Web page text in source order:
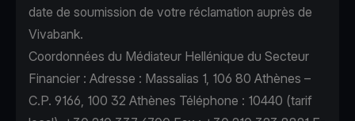
date de soumission de votre réclamation auprès de
Vivabank.
Coordonnées du Médiateur Hellénique du Secteur
Financier : Adresse : Massalias 1, 106 80 Athènes –
C.P. 9166, 100 32 Athènes Téléphone : 10440 (tarif